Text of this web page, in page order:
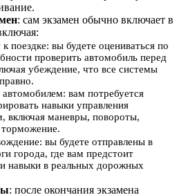
: сам экзамен обычно включает в
поездке: вы будете оцениваться по
проверить автомобиль перед
убеждение, что все системы
вам потребуется
навыки управления
включая маневры, повороты,
вы будете отправлены в
города, где вам предстоит
навыки в реальных дорожных
: после окончания экзамена